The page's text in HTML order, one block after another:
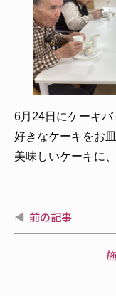
6月24日にケーキバ
好きなケーキをお
美味しいケーキに
前の記事